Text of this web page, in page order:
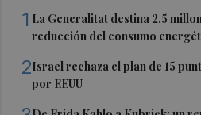
1 La Generalitat destina 2,5
reducción del consumo
2Israel rechaza el plan de 15
por EEUU